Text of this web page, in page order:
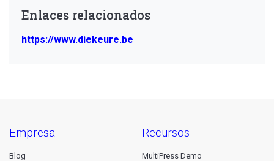
Enlaces relacionados
https://www.diekeure.be
empresa
Blog
recursos
MultiPress Demo